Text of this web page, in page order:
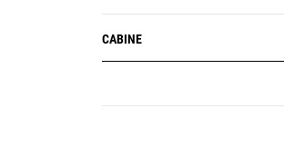
CABINE